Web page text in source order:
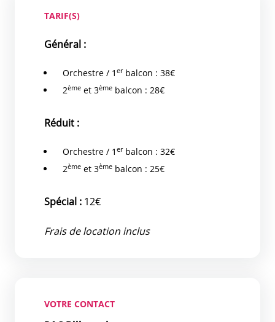
TARIF(S)
Général :
Orchestre / 1 erbalcon : 38€
2ème et 3ème balcon : 28€
Réduit :
Orchestre / 1 erbalcon : 32€
2ème et 3ème balcon : 25€
Spécial : 12€
Frais de location inclus
VOTRE CONTACT